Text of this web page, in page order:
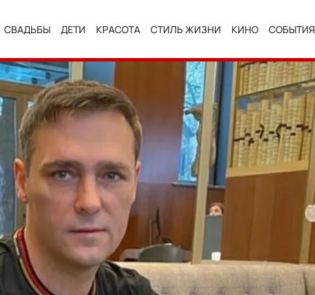
СВАДЬБЫ ДЕТИ КРАСОТА СТИЛЬ ЖИЗНИ КИНО СОБЫТИЯ